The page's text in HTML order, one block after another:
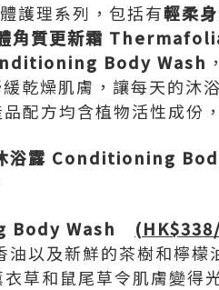
護理系列，包括有輕柔
角質更新霜
Body Wash
緩乾燥肌膚，讓每天的沐
配方均含植物活性成份
浴露 Conditioning
Body Wash
以及新鮮的茶樹和檸檬
和鼠尾草令肌膚變得